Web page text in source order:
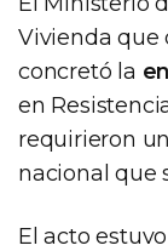
Vivienda que
concretó la
en
requirieron
nacional que
El acto